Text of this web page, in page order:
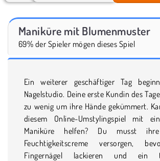
Maniküre mit Blumenmuster
69% der Spieler mögen dieses Spiel
Ein weiterer geschäftiger Tag
Nagelstudio. Deine erste Kundin des
zu wenig um ihre Hände gekümmert.
diesem Online-Umstylingspiel mit
Maniküre helfen? Du musst
Feuchtigkeitscreme versorgen,
Fingernägel lackieren und ein